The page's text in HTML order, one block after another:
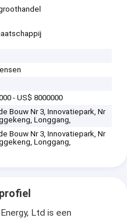
- US$ 8000000
Bouw Nr 3, Innovatiepark, Nr
Longgang,
Bouw Nr 3, Innovatiepark, Nr
Longgang,
Ltd is een